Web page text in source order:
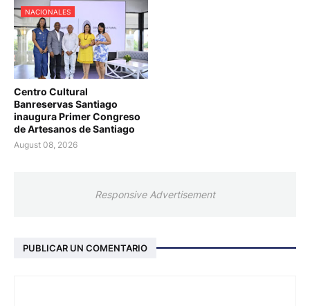
NACIONALES
Centro Cultural
Banreservas Santiago
inaugura Primer Congreso
de Artesanos de Santiago
August 08, 2026
Responsive Advertisement
PUBLICAR UN COMENTARIO